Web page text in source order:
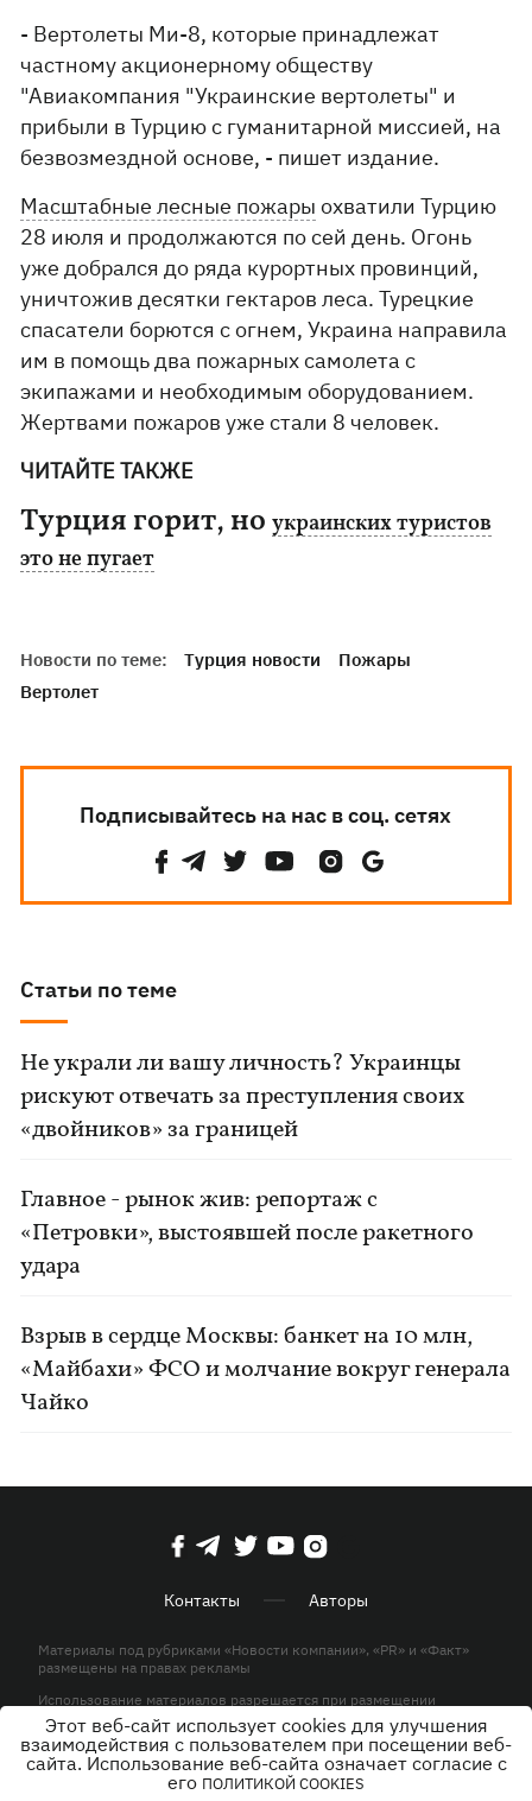
- Вертолеты Ми-8, которые принадлежат
частному акционерному обществу
"Авиакомпания "Украинские вертолеты" и
прибыли в Турцию с гуманитарной миссией, на
безвозмездной основе, - пишет издание.
Масштабные лесные пожары охватили Турцию
28 июля и продолжаются по сей день. Огонь
уже добрался до ряда курортных провинций,
уничтожив десятки гектаров леса. Турецкие
спасатели борются с огнем, Украина направила
им в помощь два пожарных самолета с
экипажами и необходимым оборудованием.
Жертвами пожаров уже стали 8 человек.
ЧИТАЙТЕ ТАКЖЕ
Турция горит, ноукраинских туристов
это не пугает
Новости по теме: Турция новости
Пожары
Вертолет
Подписывайтесь на нас в соц. сетях
Статьи по теме
Не украли ли вашу личность? Украинцы
рискуют отвечать за преступления своих
«двойников» за границей
Главное - рынок жив: репортаж с
«Петровки», выстоявшей после ракетного
удара
Взрыв в сердце Москвы: банкет на 10 млн,
«Майбахи» ФСО и молчание вокруг генерала
Чайко
Контакты Авторы
Материалы под рубриками «Новости компании», «PR» и «Факт»
размещены на правах рекламы
Использование материалов разрешается при размещении
активной гиперссылки на KP.UA в первом абзаце.
© ООО «ЮЛАВ МЕДИА»,2026. Все права защищены.
Этот веб-сайт использует cookies для улучшения
взаимодействия с пользователем при посещении веб-
сайта. Использование веб-сайта означает согласие с
его ПОЛИТИКОЙ COOKIES